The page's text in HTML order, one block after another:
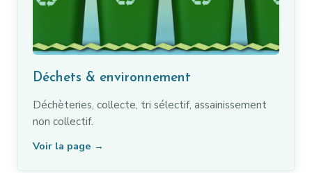
Déchets & environnement
Déchèteries, collecte, tri sélectif, assainissement
non collectif.
Voir la page →